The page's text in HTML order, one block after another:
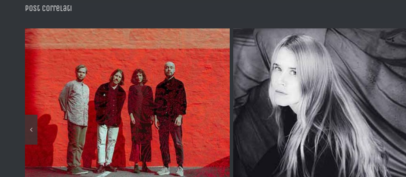
Post correlati